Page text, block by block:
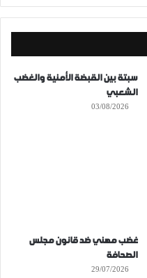
سبتة بين القبضة الأمنية والغضب
الشعبي
03/08/2026
غضب مهني ضد قانون مجلس
الصحافة
29/07/2026